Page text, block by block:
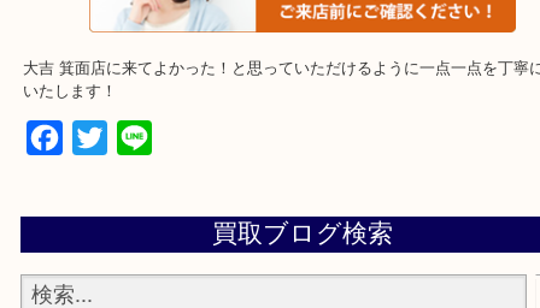
店舗の裏にコインパーキングがございます。お車でのご来店も大歓
事前にご連絡をいただければ営業時間終了後のご依頼もご相談が可
箕面市、池田市、吹田市、豊中市、宝塚市、伊丹市、茨木市、尼崎